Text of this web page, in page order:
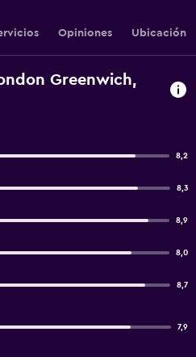
Opiniones Ubicación
Greenwich,
8,2
8,3
8,9
8,0
8,7
7,9